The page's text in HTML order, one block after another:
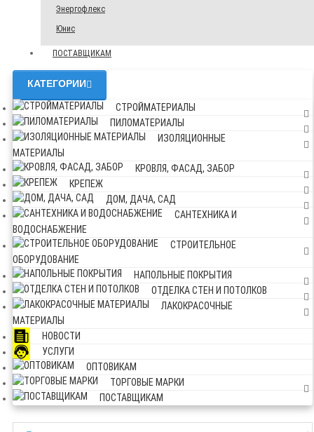
Энергофлекс
Юнис
ПОСТАВЩИКАМ
КАТЕГОРИИ
СТРОЙМАТЕРИАЛЫ
ПИЛОМАТЕРИАЛЫ
ИЗОЛЯЦИОННЫЕ
МАТЕРИАЛЫ
КРОВЛЯ, ФАСАД, ЗАБОР
КРЕПЕЖ
ДОМ, ДАЧА, САД
САНТЕХНИКА И
ВОДОСНАБЖЕНИЕ
СТРОИТЕЛЬНОЕ
ОБОРУДОВАНИЕ
НАПОЛЬНЫЕ ПОКРЫТИЯ
ОТДЕЛКА СТЕН И ПОТОЛКОВ
ЛАКОКРАСОЧНЫЕ
МАТЕРИАЛЫ
НОВОСТИ
УСЛУГИ
ОПТОВИКАМ
ТОРГОВЫЕ МАРКИ
ПОСТАВЩИКАМ